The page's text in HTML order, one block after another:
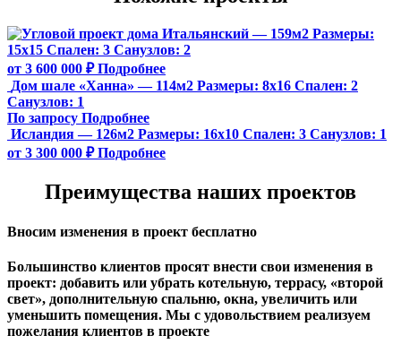
Итальянский — 159м2 Размеры:
15х15 Спален: 3 Санузлов: 2
от 3 600 000 ₽ Подробнее
Дом шале «Ханна» — 114м2 Размеры: 8х16 Спален: 2
Санузлов: 1
По запросу Подробнее
Исландия — 126м2 Размеры: 16х10 Спален: 3 Санузлов: 1
от 3 300 000 ₽ Подробнее
Преимущества наших проектов
Вносим изменения в проект бесплатно
Большинство клиентов просят внести свои изменения в
проект: добавить или убрать котельную, террасу, «второй
свет», дополнительную спальню, окна, увеличить или
уменьшить помещения. Мы с удовольствием реализуем
пожелания клиентов в проекте